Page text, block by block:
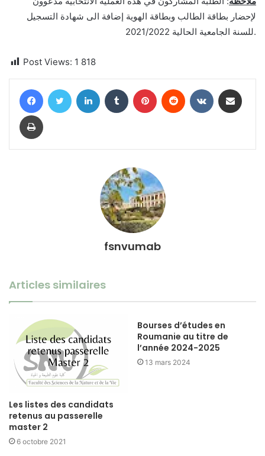
لإحضار بطاقة الطالب وبطاقة الهوية إضافة الى شهادة التسجيل
للسنة الجامعية الحالية 2021/2022.
Post Views: 1 818
FacebookTwitter Linkedin Tumblr Pinterest Reddit VKontakte
Imprimer
fsnvumab
Articles similaires
Les listes des candidats
retenus au passerelle
master 2
6 octobre 2021
Bourses d’études en
Roumanie au titre de
l’année 2024-2025
13 mars 2024